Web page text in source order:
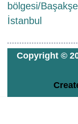
bölgesi/
İstanbul
Copyright ©